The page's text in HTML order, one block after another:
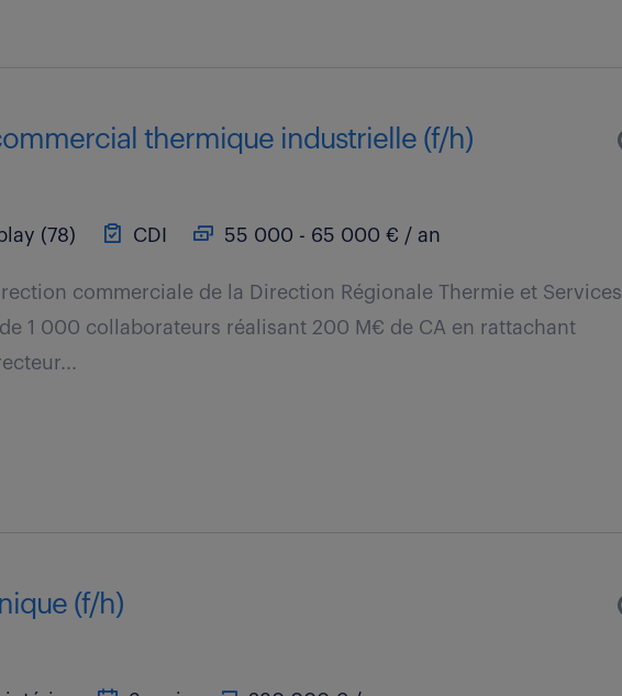
thermique industrielle (f/h)
(78) CDI 55 000 - 65 000 € / an
commerciale de la Direction Régionale Thermie et Services
de 1 000 collaborateurs réalisant 200 M€ de CA en rattachant
(f/h)